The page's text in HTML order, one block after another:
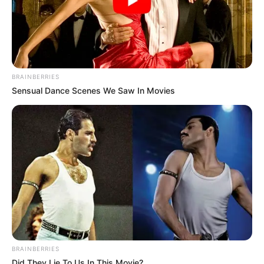
Les outsiders séduisants
FAKIR DE L’AULNE (11)
aime les courses rythmées. Même
si sa tâche s’annonce compliquée, il peut accrocher la
cinquième place s’il bénéficie d’un parcours favorable.
DANGER BI (13)déçoit souvent à Vincennes, mais son
potentiel existe. Sur un parcours limpide, il peut
surprendre et se glisser parmi les cinq premiers.
BRAINBERRIES
Sensual Dance Scenes We Saw In Movies
BRAINBERRIES